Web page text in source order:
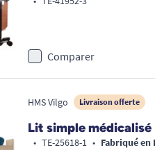
Comparer
HMS Vilgo Livraison offerte
Lit simple
• TE-25618-1 • Fabriqué en